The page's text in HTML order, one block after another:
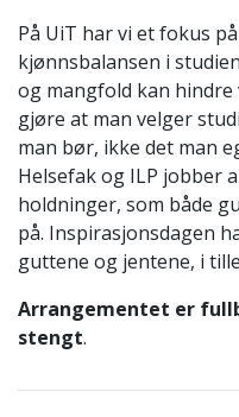
På UiT har vi et fokus
kjønnsbalansen i
og mangfold kan
gjøre at man velger
man bør, ikke det man
Helsefak og ILP jobber
holdninger, som både
på. Inspirasjonsdagen
guttene og jentene, i
Arrangementet er
stengt.